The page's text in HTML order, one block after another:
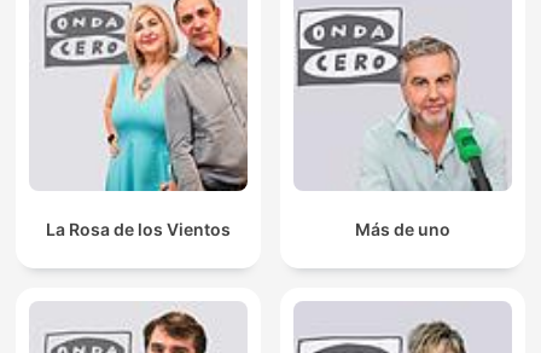
La Rosa de los Vientos Más de uno